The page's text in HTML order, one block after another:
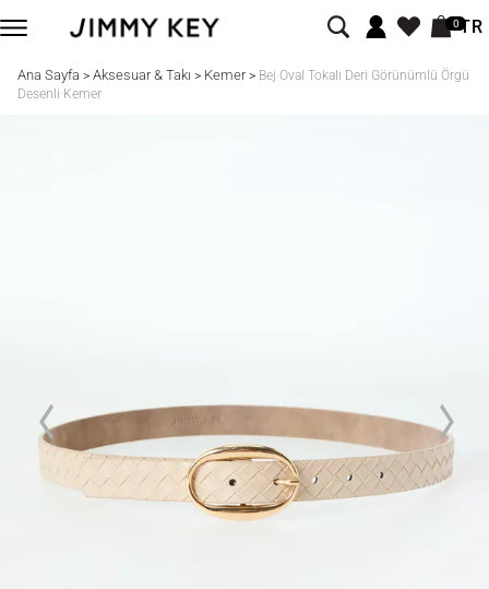
0TR
Ana Sayfa > Aksesuar & Takı > Kemer> Bej Oval Tokalı Deri Görünümlü Örgü
Desenli Kemer